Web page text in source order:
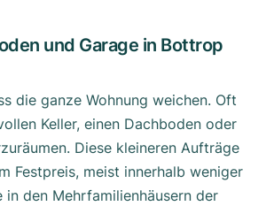
und Garage in Bottrop
die ganze Wohnung weichen. Oft
Keller, einen Dachboden oder
Diese kleineren Aufträge
Festpreis, meist innerhalb weniger
in den Mehrfamilienhäusern der